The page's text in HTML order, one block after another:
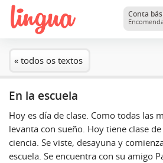
Conta
« todos os textos
En la escuela
Hoy es día de clase. Como todas las
levanta con sueño. Hoy tiene clase
ciencia. Se viste, desayuna y
escuela. Se encuentra con su amigo